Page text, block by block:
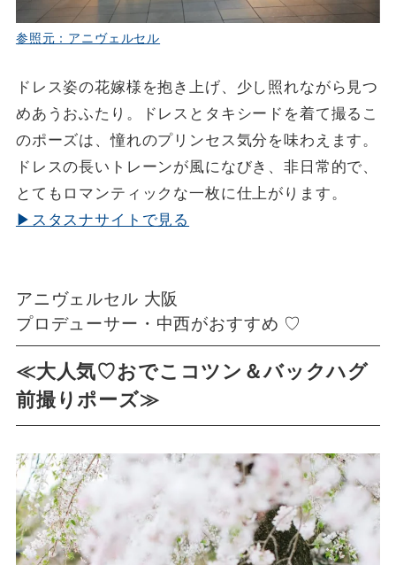
参照元：アニヴェルセル
ドレス姿の花嫁様を抱き上げ、少し照れながら見つ
めあうおふたり。ドレスとタキシードを着て撮るこ
のポーズは、憧れのプリンセス気分を味わえます。
ドレスの長いトレーンが風になびき、非日常的で、
とてもロマンティックな一枚に仕上がります。
▶スタスナサイトで見る
アニヴェルセル 大阪
プロデューサー・中西がおすすめ ♡
≪大人気♡おでこコツン＆バックハグ
前撮りポーズ≫